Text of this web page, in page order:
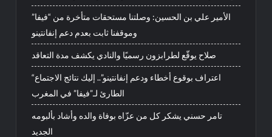
الأمير علي بن الحسين: وصلتنا مستحقات متأخرة من “فيفا”
وموقفنا ثابت بعدم دعم إنفانتينو
صلاح يوقّع لطرابزون رسميًا والنادي يكشف مدة التعاقد
“اعتراف بوقوع أخطاء ودعم إنفانتينو”.. إليك نتائج الاجتماع
الطارئ لـ”فيفا” في المغرب
تامر حسني يشكر كل من عزّاه بوفاة والده وأشاد بألبومه
الجديد